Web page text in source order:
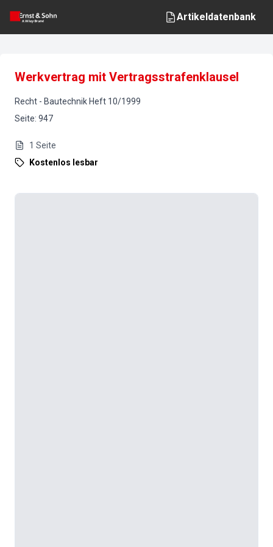
Artikeldatenbank
Werkvertrag mit Vertragsstrafenklausel
Recht - Bautechnik Heft 10/1999
Seite: 947
1 Seite
Kostenlos lesbar